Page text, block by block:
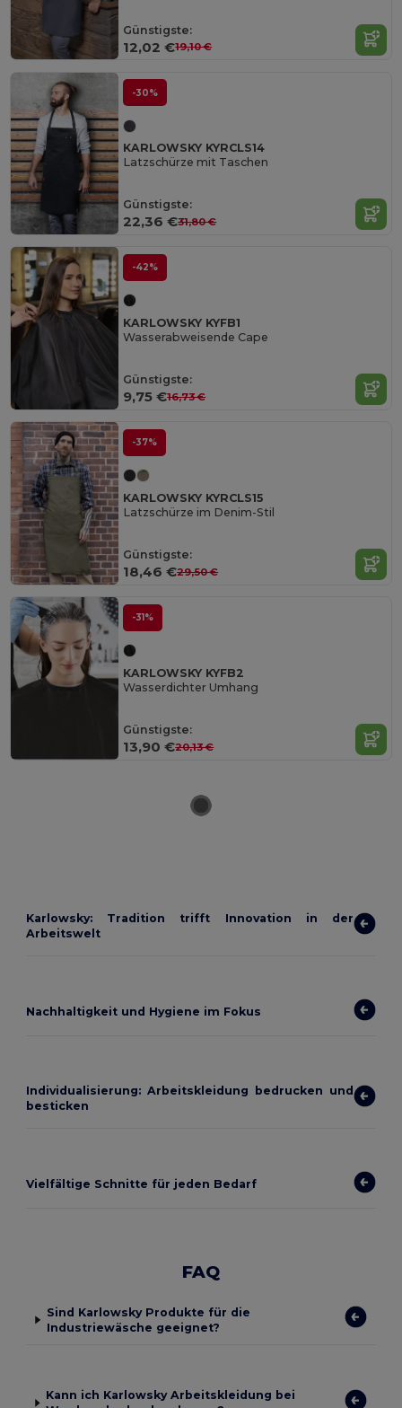
Günstigste:
12,02 €19,10 €
-30%
KARLOWSKY KYRCLS14
Latzschürze mit Taschen
Günstigste:
22,36 €31,80 €
-42%
KARLOWSKY KYFB1
Wasserabweisende Cape
Günstigste:
9,75 €16,73 €
-37%
KARLOWSKY KYRCLS15
Latzschürze im Denim-Stil
Günstigste:
18,46 €29,50 €
-31%
KARLOWSKY KYFB2
Wasserdichter Umhang
Günstigste:
13,90 €20,13 €
Karlowsky: Tradition trifft Innovation in der
Arbeitswelt
Nachhaltigkeit und Hygiene im Fokus
Individualisierung: Arbeitskleidung bedrucken und
besticken
Vielfältige Schnitte für jeden Bedarf
FAQ
Sind Karlowsky Produkte für die
Industriewäsche geeignet?
Kann ich Karlowsky Arbeitskleidung bei